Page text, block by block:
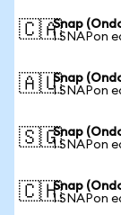
🇨🇦Snap
1 SNAPon
🇦🇺Snap
1 SNAPon
🇸🇬Snap
1 SNAPon
🇨🇭Snap
1 SNAPon